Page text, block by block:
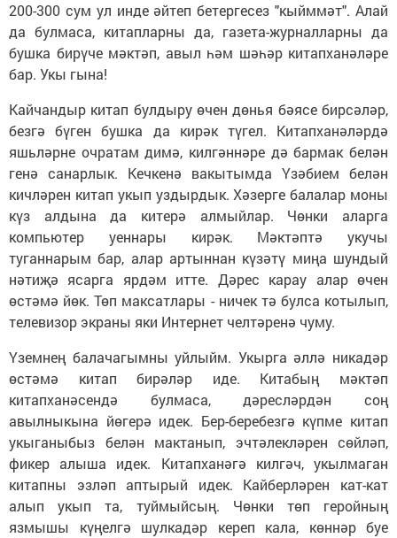
200-300 сум ул инде әйтеп бетергесез "кыйммәт". Алай
да булмаса, китапларны да, газета-журналларны да
бушка бирүче мәктәп, авыл һәм шәһәр китапханәләре
бар. Укы гына!
Кайчандыр китап булдыру өчен дөнья бәясе бирсәләр,
безгә бүген бушка да кирәк түгел. Китапханәләрдә
яшьләрне очратам димә, килгәннәре дә бармак белән
генә санарлык. Кечкенә вакытымда Үзәбием белән
кичләрен китап укып уздырдык. Хәзерге балалар моны
күз алдына да китерә алмыйлар. Чөнки аларга
компьютер уеннары кирәк. Мәктәптә укучы
туганнарым бар, алар артыннан күзәтү миңа шундый
нәтиҗә ясарга ярдәм итте. Дәрес карау алар өчен
өстәмә йөк. Төп максатлары - ничек тә булса котылып,
телевизор экраны яки Интернет челтәренә чуму.
Үземнең балачагымны уйлыйм. Укырга әллә никадәр
өстәмә китап бирәләр иде. Китабың мәктәп
китапханәсендә булмаса, дәресләрдән соң
авылныкына йөгерә идек. Бер-беребезгә күпме китап
укыганыбыз белән мактанып, эчтәлекләрен сөйләп,
фикер алыша идек. Китапханәгә килгәч, укылмаган
китапны эзләп аптырый идек. Кайберләрен кат-кат
алып укып та, туймыйсың. Чөнки төп геройның
язмышы күңелгә шулкадәр кереп кала, көннәр буе